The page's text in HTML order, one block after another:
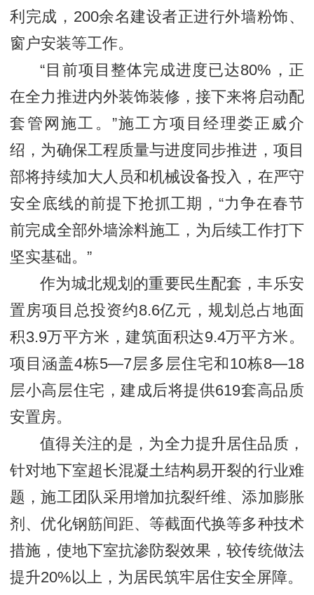
利完成，200余名建设者正进行外墙粉饰、
窗户安装等工作。
“目前项目整体完成进度已达80%，正
在全力推进内外装饰装修，接下来将启动配
套管网施工。”施工方项目经理娄正威介
绍，为确保工程质量与进度同步推进，项目
部将持续加大人员和机械设备投入，在严守
安全底线的前提下抢抓工期，“力争在春节
前完成全部外墙涂料施工，为后续工作打下
坚实基础。”
作为城北规划的重要民生配套，丰乐安
置房项目总投资约8.6亿元，规划总占地面
积3.9万平方米，建筑面积达9.4万平方米。
项目涵盖4栋5—7层多层住宅和10栋8—18
层小高层住宅，建成后将提供619套高品质
安置房。
值得关注的是，为全力提升居住品质，
针对地下室超长混凝土结构易开裂的行业难
题，施工团队采用增加抗裂纤维、添加膨胀
剂、优化钢筋间距、等截面代换等多种技术
措施，使地下室抗渗防裂效果，较传统做法
提升20%以上，为居民筑牢居住安全屏障。